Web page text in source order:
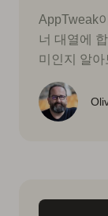
AppTweak
너 대열에
미인지 알아